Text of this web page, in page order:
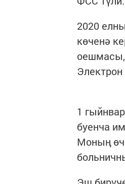
2020
көченә
оешмасы,
1
буенча
Моның